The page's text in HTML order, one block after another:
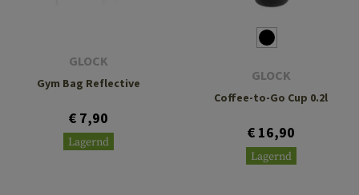
GLOCK
Gym Bag Reflective
€ 7,90
Lagernd
GLOCK
Coffee-to-Go Cup 0.2l
€ 16,90
Lagernd